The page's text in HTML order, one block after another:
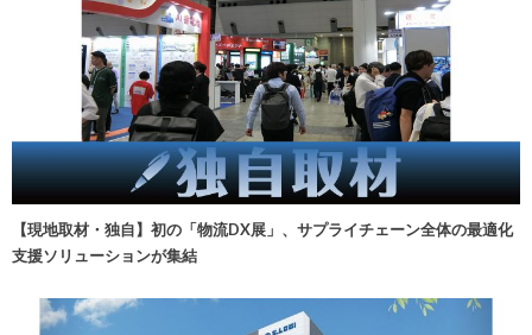
【現地取材・独自】初の「物流DX展」、サプライチェーン全体の最適化
支援ソリューションが集結